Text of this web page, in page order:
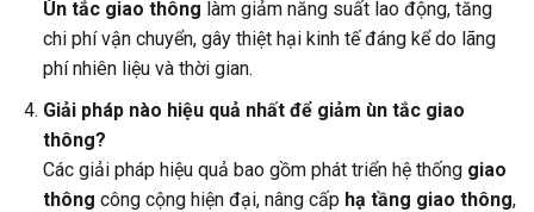
Ùn tắc giao thông làm giảm năng suất lao động, tăng
chi phí vận chuyển, gây thiệt hại kinh tế đáng kể do lãng
phí nhiên liệu và thời gian.
Giải pháp nào hiệu quả nhất để giảm ùn tắc giao
thông?
Các giải pháp hiệu quả bao gồm phát triển hệ thống giao
thông công cộng hiện đại, nâng cấp hạ tầng giao thông,